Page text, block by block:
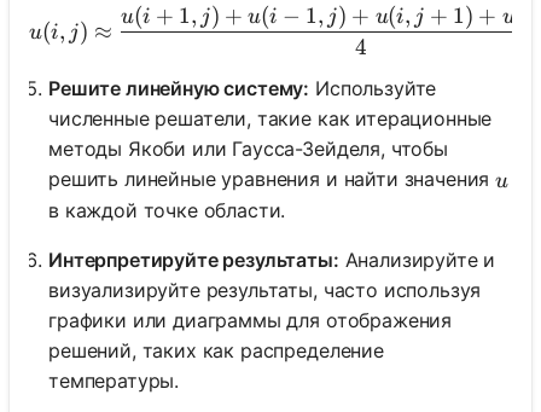
u(i, j) \approx
u(i, j) ≈
4
u(i + 1, j) + u(i − 1, j) + u(i, j + 1) + u
Решите линейную систему: Используйте
численные решатели, такие как итерационные
методы Якоби или Гаусса-Зейделя, чтобы
решить линейные уравнения и найти значенияu
u
в каждой точке области.
Интерпретируйте результаты: Анализируйте и
визуализируйте результаты, часто используя
графики или диаграммы для отображения
решений, таких как распределение
температуры.